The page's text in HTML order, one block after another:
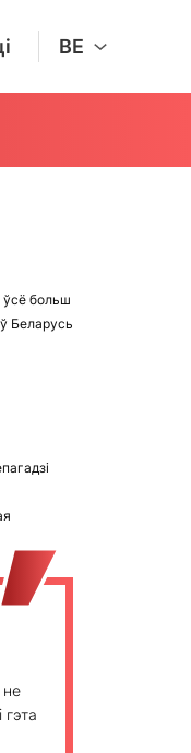
BE
ўсё больш
Беларусь
не